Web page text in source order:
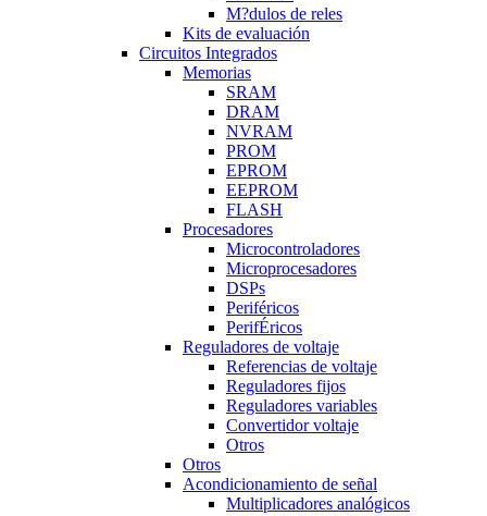
M?dulos de reles
Kits de evaluación
Circuitos Integrados
Memorias
SRAM
DRAM
NVRAM
PROM
EPROM
EEPROM
FLASH
Procesadores
Microcontroladores
Microprocesadores
DSPs
Periféricos
PerifÉricos
Reguladores de voltaje
Referencias de voltaje
Reguladores fijos
Reguladores variables
Convertidor voltaje
Otros
Otros
Acondicionamiento de señal
Multiplicadores analógicos